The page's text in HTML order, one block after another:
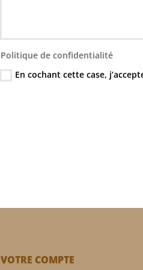
Politique de confidentialité
En cochant cette case,
VOTRE COMPTE